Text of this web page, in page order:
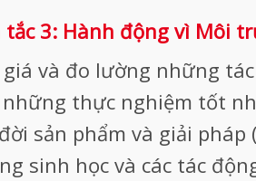
tắc 3: Hành động vì Môi
và đo lường những
thực nghiệm tốt
sản phẩm và giải
sinh học và các tác